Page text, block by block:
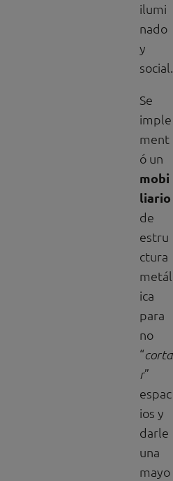
ilumi
nado
y
social.
Se
imple
ment
ó un
mobi
liario
de
estru
ctura
metál
ica
para
no
“corta
r”
espac
ios y
darle
una
mayo